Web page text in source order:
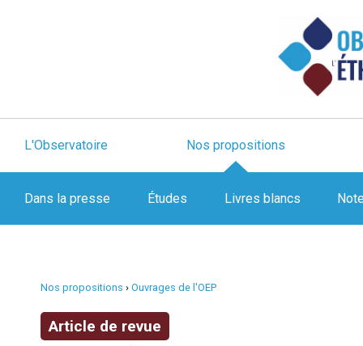
L'Observatoire Nos propositions
Dans la presse Études Livres blancs
Nos propositions › Ouvrages de l'OEP
Article de revue